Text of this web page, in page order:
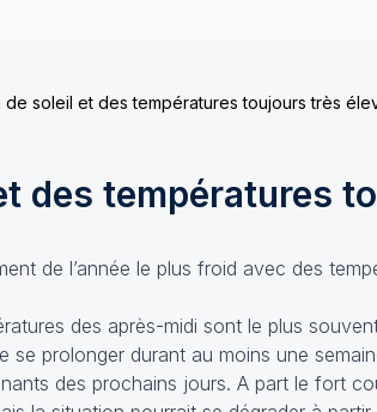
de soleil et des températures toujours très
des températures
de l’année le plus froid avec des
des après-midi sont le plus
prolonger durant au moins une
des prochains jours. A part le fort